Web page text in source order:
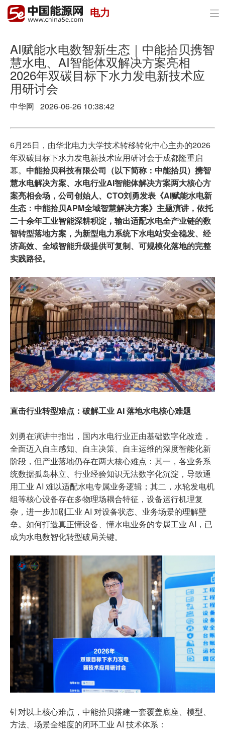
政策与经济
油气
节能环保
分布式能源
电力 
AI赋能水电数智新生态｜中能拾贝携智
慧水电、AI智能体双解决方案亮相
2026年双碳目标下水力发电新技术应
用研讨会
中华网 2026-06-26 10:38:42
6月25日，由华北电力大学技术转移转化中心主办的2026
年双碳目标下水力发电新技术应用研讨会于成都隆重启
幕。 中能拾贝科技有限公司（以下简称：中能拾贝）携智
慧水电解决方案、水电行业AI智能体解决方案两大核心方
案亮相会场，公司创始人、CTO刘勇发表《AI赋能水电新
生态：中能拾贝APM全域智慧解决方案》主题演讲，依托
二十余年工业智能深耕积淀，输出适配水电全产业链的数
智转型落地方案，为新型电力系统下水电站安全稳发、经
济高效、全域智能升级提供可复制、可规模化落地的完整
实践路径。
直击行业转型难点：破解工业 AI 落地水电核心难题
刘勇在演讲中指出，国内水电行业正由基础数字化改造，
全面迈入自主感知、自主决策、自主运维的深度智能化新
阶段，但产业落地仍存在两大核心难点：其一，各业务系
统数据孤岛林立、行业经验知识无法数字化沉淀，导致通
用工业 AI 难以适配水电专属业务逻辑；其二，水轮发电机
组等核心设备存在多物理场耦合特征，设备运行机理复
杂，进一步加剧工业 AI 对设备状态、业务场景的理解壁
垒。如何打造真正懂设备、懂水电业务的专属工业 AI，已
成为水电数智化转型破局关键。
针对以上核心难点，中能拾贝搭建一套覆盖底座、模型、
方法、场景全维度的闭环工业 AI 技术体系：